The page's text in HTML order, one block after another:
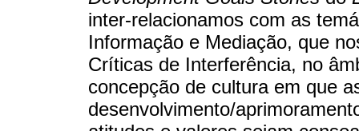
inter-relacionamos com as
Informação e Mediação, que
Críticas de Interferência, no
concepção de cultura em que
desenvolvimento/